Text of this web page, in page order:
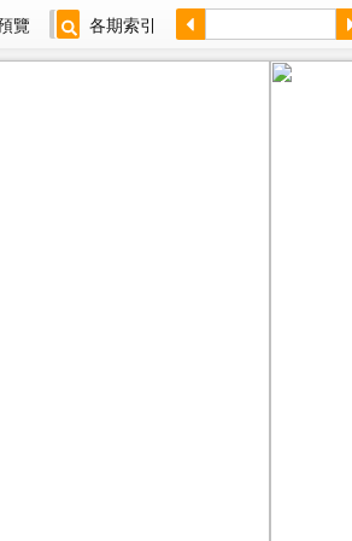
覽 各期索引